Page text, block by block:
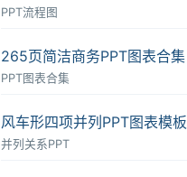
PPT流程图
265页简洁商务PPT图表合集
PPT图表合集
风车形四项并列PPT图表模板
并列关系PPT